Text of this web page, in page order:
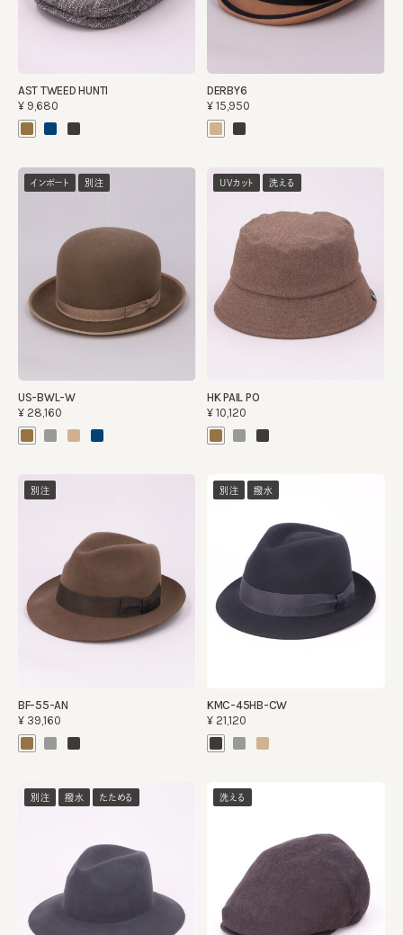
AST TWEED HUNTI
¥9,680
DERBY6
¥15,950
インポート 別注
US-BWL-W
¥28,160
UVカット 洗える
HK PAIL PO
¥10,120
別注
BF-55-AN
¥39,160
別注 撥水
KMC-45HB-CW
¥21,120
別注 撥水 たためる 洗える